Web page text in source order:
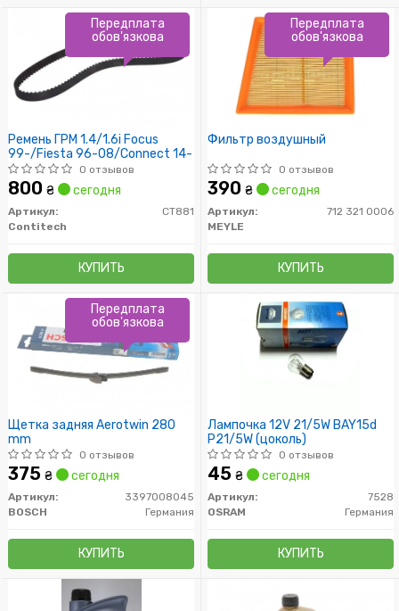
Ремень ГРМ 1.4/1.6i Focus
99-/Fiesta 96-08/Connect 14-
0 отзывов
800 ₴ сегодня
Артикул:
CT881
Contitech
КУПИТЬ
Передплата
обов'язкова
Фильтр воздушный
0 отзывов
390 ₴ сегодня
Артикул:
712 321 0006
MEYLE
КУПИТЬ
Передплата
обов'язкова
Щетка задняя Aerotwin 280
mm
0 отзывов
375 ₴ сегодня
Артикул:
3397008045
BOSCH
Германия
КУПИТЬ
Передплата
обов'язкова
Лампочка 12V 21/5W BAY15d
P21/5W (цоколь)
0 отзывов
45 ₴ сегодня
Артикул:
7528
OSRAM
Германия
КУПИТЬ